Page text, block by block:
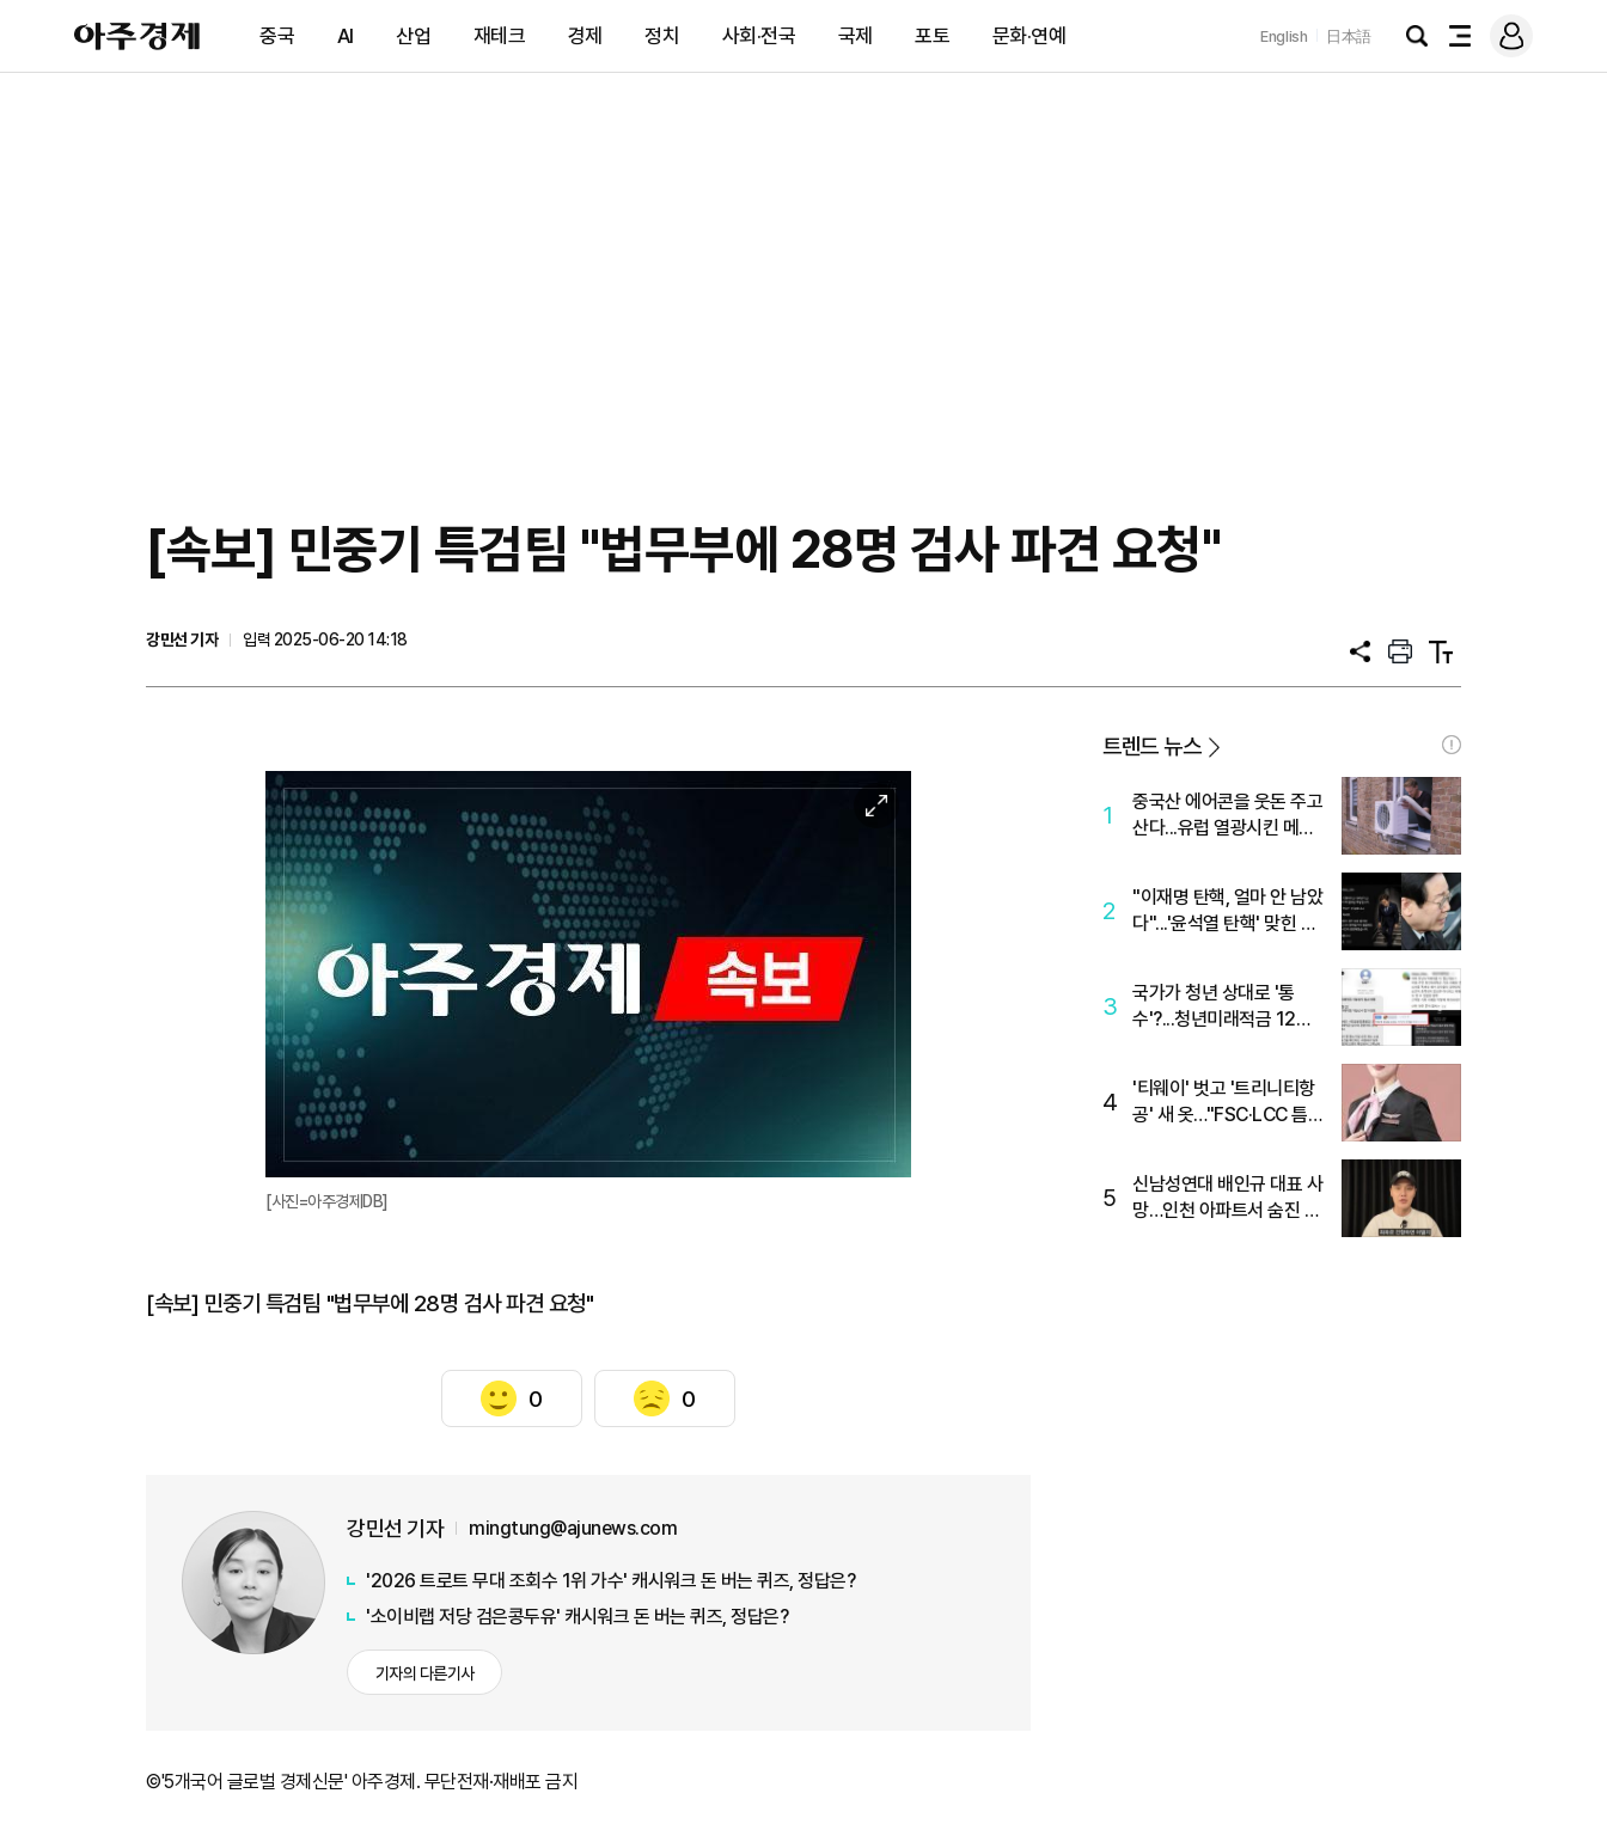
아
주
제
중국 AI 산업 재테크 경제 정치 사회·전국 국제 포토 문화·연예 English 日本語
검
전
메
그
[속보] 민중기 특검팀 "법무부에 28명 검사 파견 요청"
강민선 기자
입력 2025-06-20 14:18
공
프
트
텍
트
대
[사진=아주경제DB]
[속보] 민중기 특검팀 "법무부에 28명 검사 파견 요청"
0 0
강민선 기자 mingtung@ajunews.com
'2026 트로트 무대 조회수 1위 가수' 캐시워크 돈 버는 퀴즈, 정답은?
'소이비랩 저당 검은콩두유' 캐시워크 돈 버는 퀴즈, 정답은?
기자의 다른기사
©'5개국어 글로벌 경제신문' 아주경제. 무단전재·재배포 금지
트렌드 뉴스
1
중국산 에어콘을 웃돈 주고
산다...유럽 열광시킨 메이
2
"이재명 탄핵, 얼마 안 남았
다"...'윤석열 탄핵' 맞힌 무
3
국가가 청년 상대로 '통
수'?...청년미래적금 12%
4
'티웨이' 벗고 '트리니티항
공' 새 옷…"FSC·LCC 틈
5
신남성연대 배인규 대표 사
망…인천 아파트서 숨진 채